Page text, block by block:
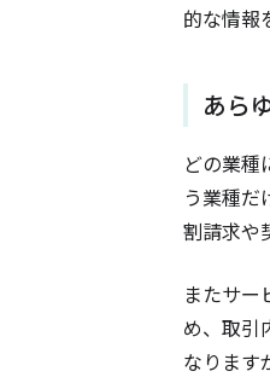
的な情報
あら
どの業
う業種だ
割請求や
またサ
め、取引
なります